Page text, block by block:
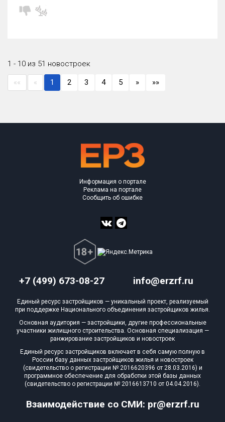
1 - 10 из 51 новостроек
«« « 1 2 3 4 5 » »»
+7 (499) 673-08-27 info@erzrf.ru
Взаимодействие со СМИ: pr@erzrf.ru
Информация о портале
Реклама на портале
Сообщить об ошибке
Единый ресурс застройщиков — уникальный проект, реализуемый
при поддержке Национального объединения застройщиков жилья.
Основная аудитория — застройщики, другие профессиональные
участники жилищного строительства. Основная специализация —
ранжирование застройщиков и новостроек
Единый ресурс застройщиков включает в себя самую полную в
России базу данных застройщиков жилья и новостроек
(свидетельство о регистрации № 2016620396 от 28.03.2016) и
программное обеспечение для обработки этой базы данных
(свидетельство о регистрации № 2016613710 от 04.04.2016).